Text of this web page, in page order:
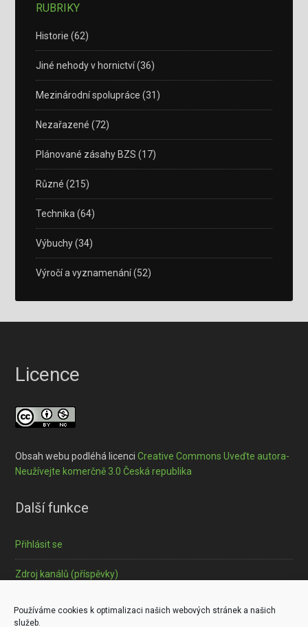
Používáme cookies k optimalizaci našich webových stránek a našich
služeb.
RUBRIKY
Historie (62)
Jiné nehody v hornictví(36)
Mezinárodní spolupráce (31)
Nezařazené (72)
Plánované zásahy BZS (17)
Různé (215)
Technika (64)
Výbuchy(34)
Výročí a vyznamenání(52)
Licence
Obsah webu podléhá licenciCreative Commons Uveďte autora-
Neužívejte komerčně 3.0 Česká republika
Další funkce
Přihlásit se
Zdroj kanálů (příspěvky)